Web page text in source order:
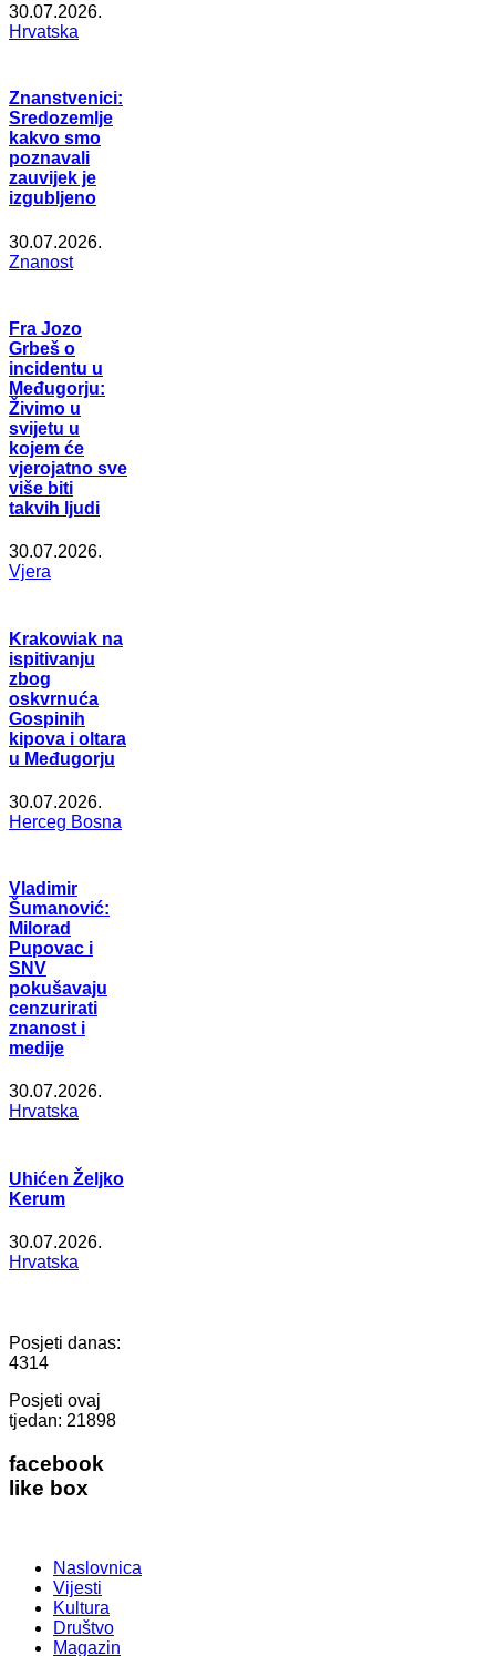
30.07.2026.
Hrvatska
Znanstvenici:
Sredozemlje
kakvo smo
poznavali
zauvijek je
izgubljeno
30.07.2026.
Znanost
Fra Jozo
Grbeš o
incidentu u
Međugorju:
Živimo u
svijetu u
kojem će
vjerojatno sve
više biti
takvih ljudi
30.07.2026.
Vjera
Krakowiak na
ispitivanju
zbog
oskvrnuća
Gospinih
kipova i oltara
u Međugorju
30.07.2026.
Herceg Bosna
Vladimir
Šumanović:
Milorad
Pupovac i
SNV
pokušavaju
cenzurirati
znanost i
medije
30.07.2026.
Hrvatska
Uhićen Željko
Kerum
30.07.2026.
Hrvatska
Posjeti danas:
4314
Posjeti ovaj
tjedan: 21898
facebook
like box
Naslovnica
Vijesti
Kultura
Društvo
Magazin